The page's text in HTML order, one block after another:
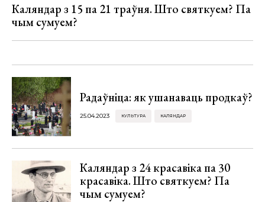
Каляндар з 15 па 21 траўня. Што святкуем? Па
чым сумуем?
Радаўніца: як ушанаваць продкаў?
25.04.2023 КУЛЬТУРА КАЛЯНДАР
Каляндар з 24 красавіка па 30
красавіка. Што святкуем? Па
чым сумуем?